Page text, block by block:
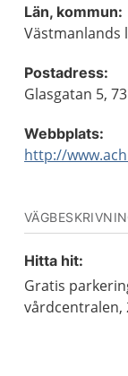
Län, kommun:
Västmanlands
Postadress:
Glasgatan 5,
Webbplats:
http://
Hitta hit:
Gratis
vårdcentralen,